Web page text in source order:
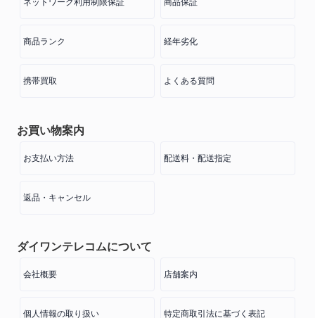
商品ランク 経年劣化
携帯買取 よくある質問
お買い物案内
お支払い方法 配送料・配送指定
返品・キャンセル
ダイワンテレコムについて
会社概要 店舗案内
個人情報の取り扱い 特定商取引法に基づく表記